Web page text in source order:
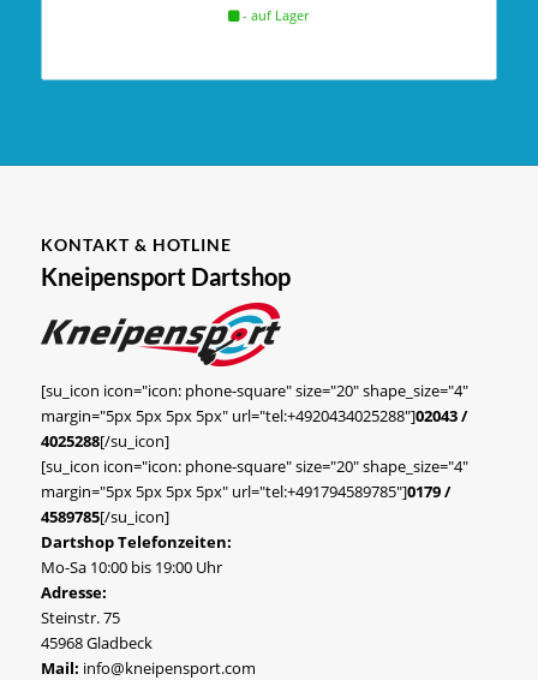
- auf Lager
KONTAKT & HOTLINE
Kneipensport Dartshop
[su_icon icon="icon: phone-square" size="20" shape_size="4"
margin="5px 5px 5px 5px" url="tel:+4920434025288"]02043 /
4025288[/su_icon]
[su_icon icon="icon: phone-square" size="20" shape_size="4"
margin="5px 5px 5px 5px" url="tel:+491794589785"]0179 /
4589785[/su_icon]
Dartshop Telefonzeiten:
Mo-Sa 10:00 bis 19:00 Uhr
Adresse:
Steinstr. 75
45968 Gladbeck
Mail: info@kneipensport.com